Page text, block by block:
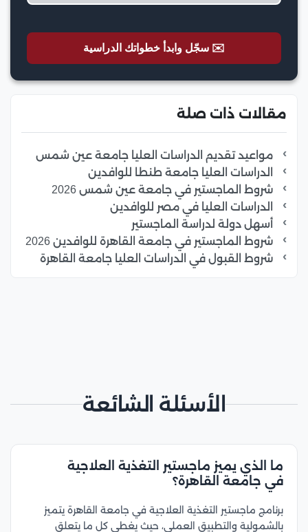
✉️ سجّل وابدأ خطواتك الدراسية
مقالات ذات صلة
مواعيد تقديم الدراسات العليا جامعة عين شمس
الدراسات العليا جامعة طنطا للوافدين
شروط الماجستير في جامعة عين شمس 2026
الدراسات العليا في مصر للوافدين
أسهل دولة لدراسة الماجستير
شروط الماجستير في جامعة القاهرة للوافدين 2026
شروط القبول في الدراسات العليا جامعة القاهرة
الأسئلة الشائعة
ما الذي يميز ماجستير التغذية العلاجية
في جامعة القاهرة؟
برنامج ماجستير التغذية العلاجية في جامعة القاهرة يتميز
بالشمولية والتطبيق العملي، حيث يغطي كل ما يتعلق